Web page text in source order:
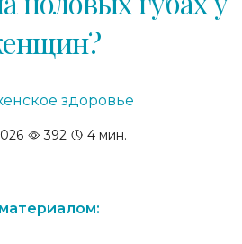
здоровье
392 4 мин.